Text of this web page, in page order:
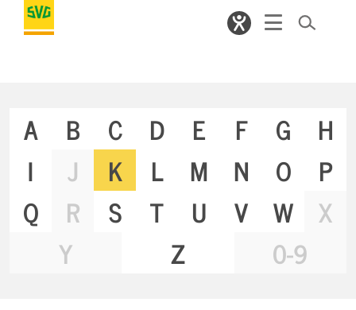
A B C D E F G
H
I
J K L M N O
P
Q
R S T U V W
X
Y
Z 0-9